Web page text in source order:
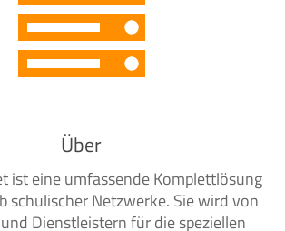
Über
ist eine umfassende Komplettlösung
schulischer Netzwerke. Sie wird von
Dienstleistern für die speziellen